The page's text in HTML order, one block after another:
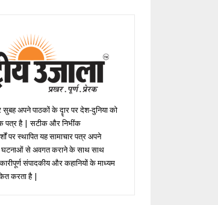
सुबह अपने पाठकों के दॄार पर देश-दुनिया को
पत्र है | सटीक और निभींक
पर स्थापित यह सामाचार पत्र अपने
घटनाओं से अवगत कराने के साथ साथ
संपादकीय और कहानियों के माध्यम
करता है |